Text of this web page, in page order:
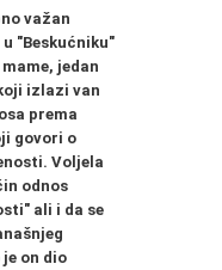
važan
"Beskućniku"
jedan
izlazi van
prema
govori o
Voljela
odnos
ali i da se
on dio